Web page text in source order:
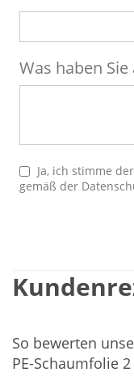
Was haben
Ja, ich stimme
gemäß der
So bewerten
PE-Schaumfolie